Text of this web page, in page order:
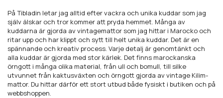
På Tibladin letar jag alltid efter vackra och unika kuddar som jag
själv älskar och tror kommer att pryda hemmet. Många av
kuddarna är gjorda av vintagemattor som jag hittar i Marocko och
ritar upp och har klippt och sytt till helt unika kuddar. Det är en
spännande och kreativ process. Varje detalj är genomtänkt och
alla kuddar är gjorda med stor kärlek. Det finns marockanska
örngott i många olika material, från ull och bomull, till silke
utvunnet från kaktusväxten och örngott gjorda av vintage Kilim-
mattor. Du hittar därför ett stort utbud både fysiskt i butiken och på
webbshoppen.